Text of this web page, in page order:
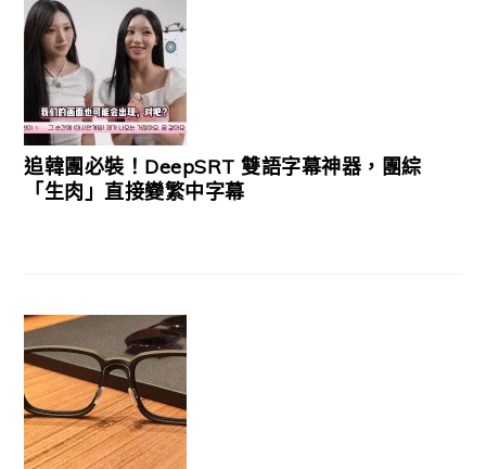
追韓團必裝！DeepSRT 雙語字幕神器，團綜
「生肉」直接變繁中字幕